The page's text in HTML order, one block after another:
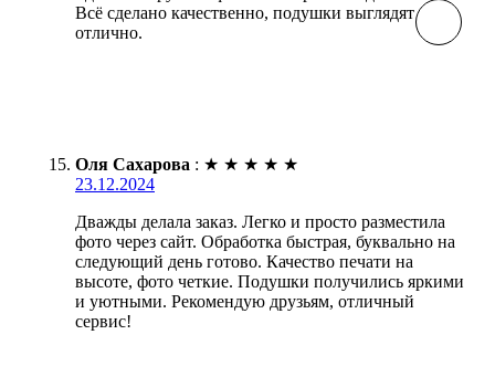
Всё сделано качественно, подушки выглядят
отлично.
Оля Сахарова : ★ ★ ★ ★ ★
23.12.2024
Дважды делала заказ. Легко и просто разместила
фото через сайт. Обработка быстрая, буквально на
следующий день готово. Качество печати на
высоте, фото четкие. Подушки получились яркими
и уютными. Рекомендую друзьям, отличный
сервис!